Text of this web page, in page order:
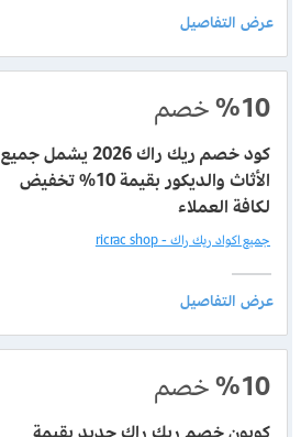
%10خصم
كود خصم ريك راك 2026 يشمل جميع
الأثاث والديكور بقيمة 10% تخفيض
لكافة العملاء
جميع اكواد ريك راك - ricrac shop
%10خصم